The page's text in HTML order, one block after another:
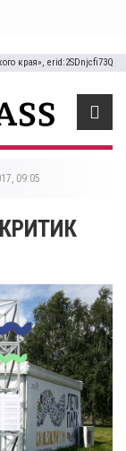
края», erid:2SDnjcfi73Q
09:05